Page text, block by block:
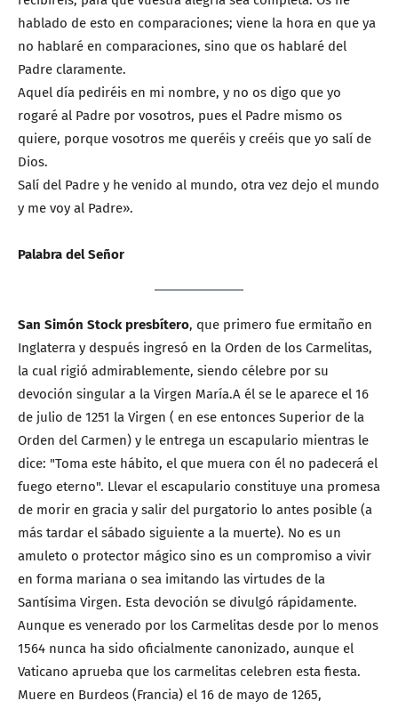
hablado de esto en comparaciones; viene la hora en que ya
no hablaré en comparaciones, sino que os hablaré del
Padre claramente.
Aquel día pediréis en mi nombre, y no os digo que yo
rogaré al Padre por vosotros, pues el Padre mismo os
quiere, porque vosotros me queréis y creéis que yo salí de
Dios.
Salí del Padre y he venido al mundo, otra vez dejo el mundo
y me voy al Padre».
Palabra del Señor
San Simón Stock presbítero, que primero fue ermitaño en
Inglaterra y después ingresó en la Orden de los Carmelitas,
la cual rigió admirablemente, siendo célebre por su
devoción singular a la Virgen María.A él se le aparece el 16
de julio de 1251 la Virgen ( en ese entonces Superior de la
Orden del Carmen) y le entrega un escapulario mientras le
dice: "Toma este hábito, el que muera con él no padecerá el
fuego eterno". Llevar el escapulario constituye una promesa
de morir en gracia y salir del purgatorio lo antes posible (a
más tardar el sábado siguiente a la muerte). No es un
amuleto o protector mágico sino es un compromiso a vivir
en forma mariana o sea imitando las virtudes de la
Santísima Virgen. Esta devoción se divulgó rápidamente.
Aunque es venerado por los Carmelitas desde por lo menos
1564 nunca ha sido oficialmente canonizado, aunque el
Vaticano aprueba que los carmelitas celebren esta fiesta.
Muere en Burdeos (Francia) el 16 de mayo de 1265,